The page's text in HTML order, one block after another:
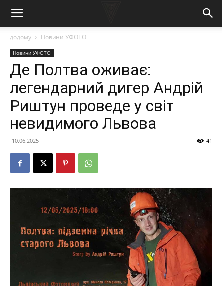
додому Новини УФОТО
Новини УФОТО
Де Полтва оживає:
легендарний дигер Андрій
Риштун проведе у світ
невидимого Львова
10.06.2025 41